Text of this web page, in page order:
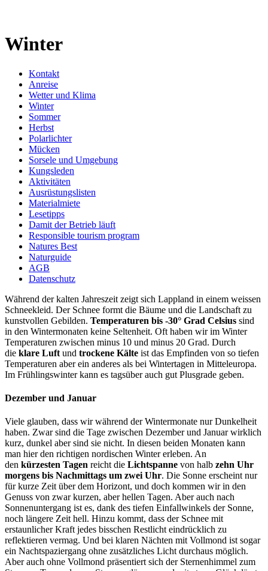
Winter
Kontakt
Anreise
Wetter und Klima
Winter
Sommer
Herbst
Polarlichter
Mücken
Sorsele und Umgebung
Kungsleden
Aktivitäten
Ausrüstungslisten
Materialmiete
Lesetipps
Damit der Betrieb läuft
Responsible tourism program
Natures Best
Naturguide
AGB
Datenschutz
Während der kalten Jahreszeit zeigt sich Lappland in einem weissen
Schneekleid. Der Schnee formt die Bäume und die Landschaft zu
kunstvollen Gebilden. Temperaturen bis -30° Grad Celsius sind
in den Wintermonaten keine Seltenheit. Oft haben wir im Winter
Temperaturen zwischen minus 10 und minus 20 Grad. Durch
die klare Luft und trockene Kälte ist das Empfinden von so tiefen
Temperaturen aber ein anderes als bei Wintertagen in Mitteleuropa.
Im Frühlingswinter kann es tagsüber auch gut Plusgrade geben.
Dezember und Januar
Viele glauben, dass wir während der Wintermonate nur Dunkelheit
haben. Zwar sind die Tage zwischen Dezember und Januar wirklich
kurz, dunkel aber sind sie nicht. In diesen beiden Monaten kann
man hier den richtigen nordischen Winter erleben. An
den kürzesten Tagen reicht die Lichtspanne von halb zehn Uhr
morgens bis Nachmittags um zwei Uhr. Die Sonne erscheint nur
für kurze Zeit über dem Horizont, und doch kommen wir in den
Genuss von zwar kurzen, aber hellen Tagen. Aber auch nach
Sonnenuntergang ist es, dank des tiefen Einfallwinkels der Sonne,
noch längere Zeit hell. Hinzu kommt, dass der Schnee mit
erstaunlicher Kraft jedes bisschen Restlicht eindrücklich zu
reflektieren vermag. Und bei klaren Nächten mit Vollmond ist sogar
ein Nachtspaziergang ohne zusätzliches Licht durchaus möglich.
Aber auch ohne Vollmond präsentiert sich der Sternenhimmel zum